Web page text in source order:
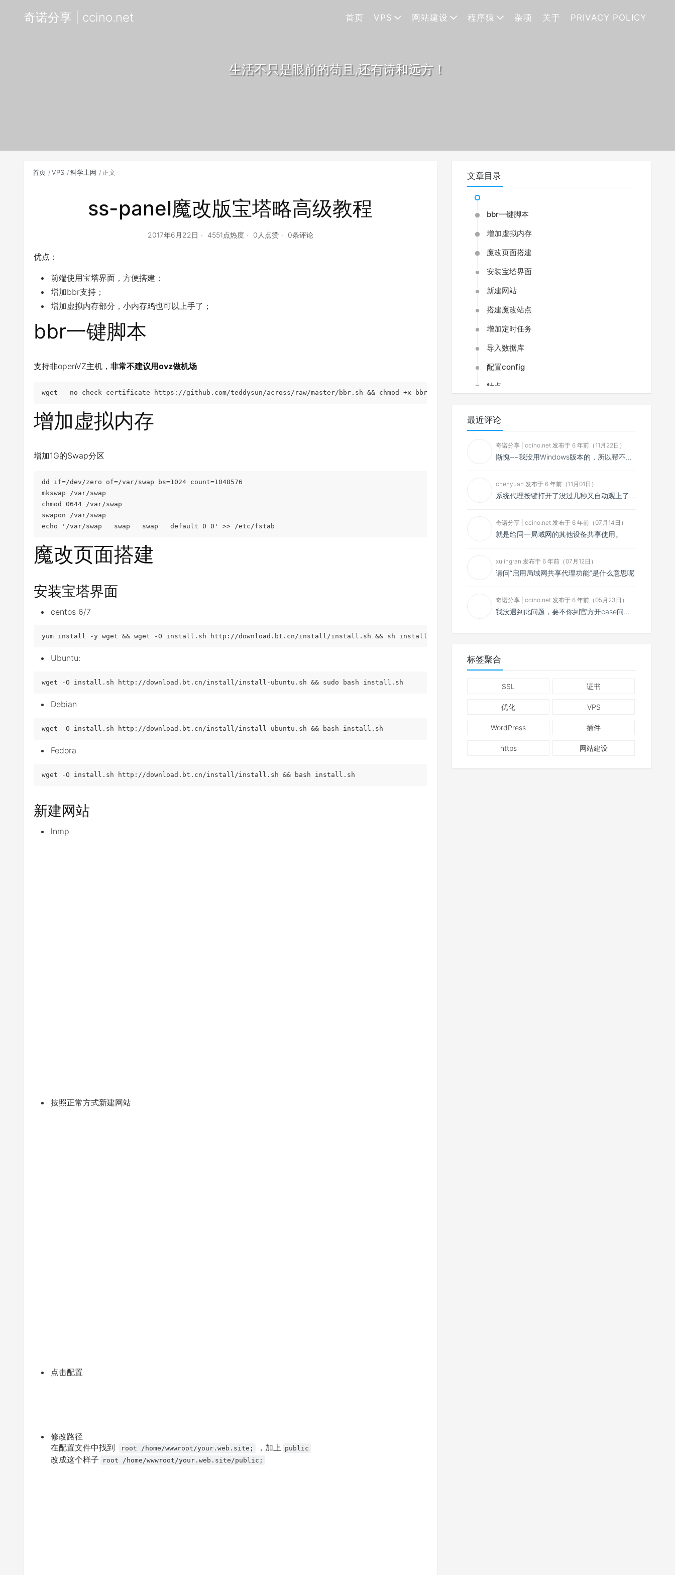
奇诺分享 | ccino.net 首页 VPS 网站建设 程序猿 杂项 关于 PRIVACY POLICY
生活不只是眼前的苟且,还有诗和远方！
首页 VPS 科学上网 正文
ss-panel魔改版宝塔略高级教程
2017年6月22日 4551点热度 0人点赞 0条评论
优点：
前端使用宝塔界面，方便搭建；
增加bbr支持；
增加虚拟内存部分，小内存鸡也可以上手了；
bbr一键脚本
支持非openVZ主机， 非常不建议用ovz做机场
wget -- no - check- certificate https : //github.com/teddysun/across/raw/master/bbr.sh && chmod +x bbr.sh && ./bbr.sh
增加虚拟内存
增加1G的Swap分区
dd if=/dev/zero of=/var/swap bs=1024 count=1048576
mkswap /var/swap
chmod 0644 /var/swap
swapon /var/swap
echo
'/var/swap   swap   swap   default 0 0' >> /etc/fstab
魔改页面搭建
安装宝塔界面
centos 6/7
yum install -y wget && wget -O install . sh http : //download.bt.cn/install/install.sh && sh install.sh
Ubuntu:
wget -O install . sh http : //download.bt.cn/install/install-ubuntu.sh && sudo bash install.sh
Debian
wget -O install . sh http : //download.bt.cn/install/install-ubuntu.sh && bash install.sh
Fedora
wget -O install . sh http : //download.bt.cn/install/install.sh && bash install.sh
新建网站
lnmp
按照正常方式新建网站
点击配置
修改路径
在配置文件中找到
root /home/wwwroot/your.web.site; ，加上 public
改成这个样子 root /home/wwwroot/your.web.site/public;
文章目录
bbr一键脚本
增加虚拟内存
魔改页面搭建
安装宝塔界面
新建网站
搭建魔改站点
增加定时任务
导入数据库
配置config
特点
截图
一键脚本
第一步 建立SS-panel v3 mod魔改版站
第二步 在网站内新建节点
点信息，记住node_id）
最近评论
奇诺分享 | ccino.net 发布于 6 年前（11月22日）
惭愧~~我没用Windows版本的，所以帮不了你~~
chenyuan 发布于 6 年前（11月01日）
系统代理按键打开了没过几秒又自动观上了，导致一直打开不了，是什么问题呢？感谢大佬，请帮帮忙！谢谢！
奇诺分享 | ccino.net 发布于 6 年前（07月14日）
就是给同一局域网的其他设备共享使用。
xulingran 发布于 6 年前（07月12日）
请问“启用局域网共享代理功能”是什么意思呢
奇诺分享 | ccino.net 发布于 6 年前（05月23日）
我没遇到此问题，要不你到官方开case问问看？
标签聚合
SSL 证书
优化 VPS
WordPress 插件
https 网站建设